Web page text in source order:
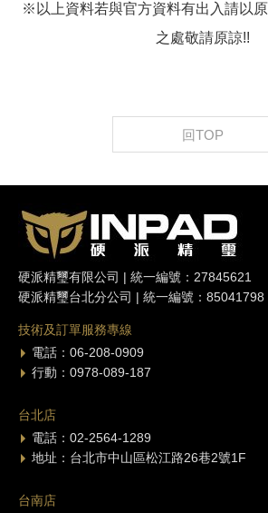
※以上資料若與官方資料有出入請以
之處敬請原諒!!
回TOP
硬派精璽有限公司 | 統一編號：27845621
硬派精璽台北分公司 | 統一編號：85041798
技術及訂單服務專線
電話：06-208-0909
行動：0978-089-187
台北店
電話：02-2564-1289
地址：台北市中山區松江路26巷2號1F
台南店